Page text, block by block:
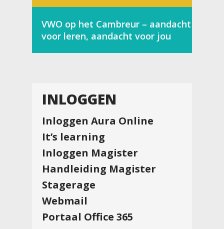
VWO op het Cambreur – aandacht
voor leren, aandacht voor jou
INLOGGEN
Inloggen Aura Online
It’s learning
Inloggen Magister
Handleiding Magister
Stagerage
Webmail
Portaal Office 365